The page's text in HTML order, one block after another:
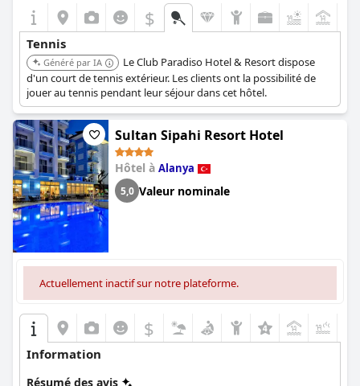
$
Tennis
Généré par IA
Le Club Paradiso Hotel & Resort dispose
d'un court de tennis extérieur. Les clients ont la possibilité de
jouer au tennis pendant leur séjour dans cet hôtel.
Sultan Sipahi Resort Hotel
Hôtel à Alanya
5,0 Valeur nominale
Actuellement inactif sur notre plateforme.
$
Information
Résumé des avis